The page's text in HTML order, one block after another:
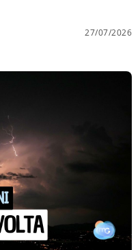
27/07/2026